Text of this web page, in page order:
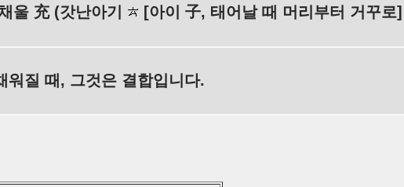
울 充 (갓난아기
[아이 子, 태어날 때 머리부터 거꾸로
워질 때, 그것은 결합입니다.